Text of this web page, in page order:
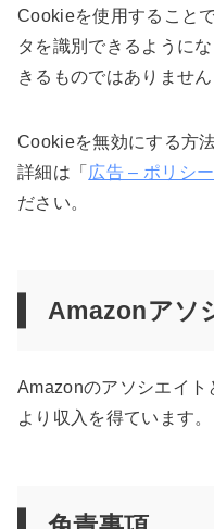
Cookieを使用すること
タを識別できるように
きるものではありません
Cookieを無効にする方
詳細は「 広告 – ポリシ
ださい。
Amazonアソ
Amazonのアソシエイト
より収入を得ています。